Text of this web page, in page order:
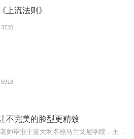
上流法则》
3720
5918
不完美的脸型更精致